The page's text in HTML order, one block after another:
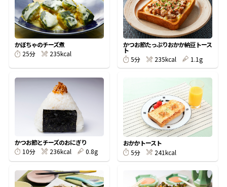
旨さ、別格。だし屋の鍋
時短レシピ
おいしいレシピを商品から探す
かつお節レシピ
めんつゆレシピ
割烹白だしレシピ
ヤマキ かつお節プラス®
かつお節・だしを楽しむ
だしコミュ
- ヤマキ かつお節プラス®
採用情報
- ジョブリターン制
コミュニティサイト
Global
かぼちゃのチーズ煮
25分
235kcal
かつお節たっぷりおかか納豆トース
ト
5分
235kcal 1.1g
かつお節とチーズのおにぎり
10分
236kcal 0.8g
おかかトースト
5分
241kcal